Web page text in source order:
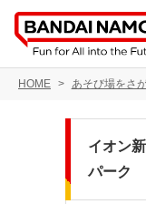
HOME あそび場をさ
イオン
パーク